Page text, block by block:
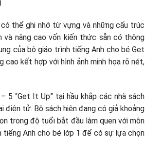
thể ghi nhớ từ vựng và những cấu trúc
nâng cao vốn kiến thức sẵn có thông
của bộ giáo trình tiếng Anh cho bé Get
kết hợp với hình ảnh minh họa rõ nét,
5 “Get It Up” tại hầu khắp các nhà sách
tử. Bộ sách hiện đang có giả khoảng
trong độ tuổi bắt đầu làm quen với môn
Anh cho bé lớp 1 để có sự lựa chọn